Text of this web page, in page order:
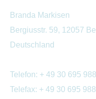
Branda Markisen
Bergiusstr. 59, 12057
Deutschland
Telefon: + 49 30 695
Telefax: + 49 30 695 988